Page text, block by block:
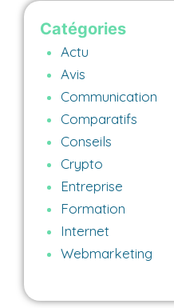
Catégories
Actu
Avis
Communication
Comparatifs
Conseils
Crypto
Entreprise
Formation
Internet
Webmarketing